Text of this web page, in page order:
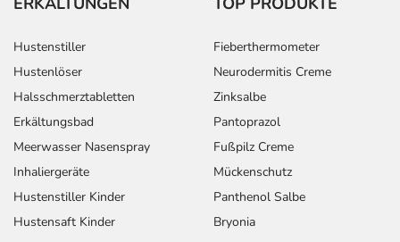
Hustenstiller
Hustenlöser
Halsschmerztabletten
Erkältungsbad
Meerwasser Nasenspray
Inhaliergeräte
Hustenstiller Kinder
Hustensaft Kinder
Fieberthermometer
Neurodermitis Creme
Zinksalbe
Pantoprazol
Fußpilz Creme
Mückenschutz
Panthenol Salbe
Bryonia